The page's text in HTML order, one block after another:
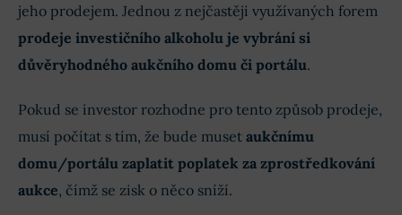
jeho prodejem. Jednou z nejčastěji využívaných forem
prodeje investičního alkoholu je vybrání si
důvěryhodného aukčního domu či portálu.
Pokud se investor rozhodne pro tento způsob prodeje,
musí počítat s tím, že bude muset aukčnímu
domu/portálu zaplatit poplatek za zprostředkování
aukce, čímž se zisk o něco sníží.